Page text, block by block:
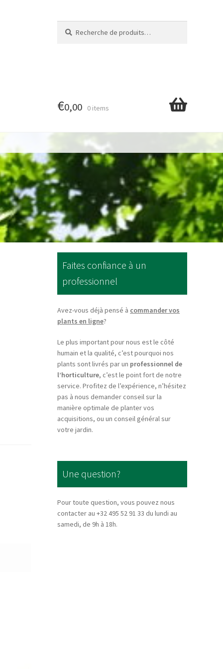
pour :
€0,00 0 items
Faites confiance à un
professionnel
Avez-vous déjà pensé à commander vos
plants en ligne?
Le plus important pour nous est le côté
humain et la qualité, c’est pourquoi nos
plants sont livrés par un professionnel de
l’horticulture, c’est le point fort de notre
service. Profitez de l’expérience, n’hésitez
pas à nous demander conseil sur la
manière optimale de planter vos
acquisitions, ou un conseil général sur
votre jardin.
Une question?
Pour toute question, vous pouvez nous
contacter au +32 495 52 91 33 du lundi au
samedi, de 9h à 18h.